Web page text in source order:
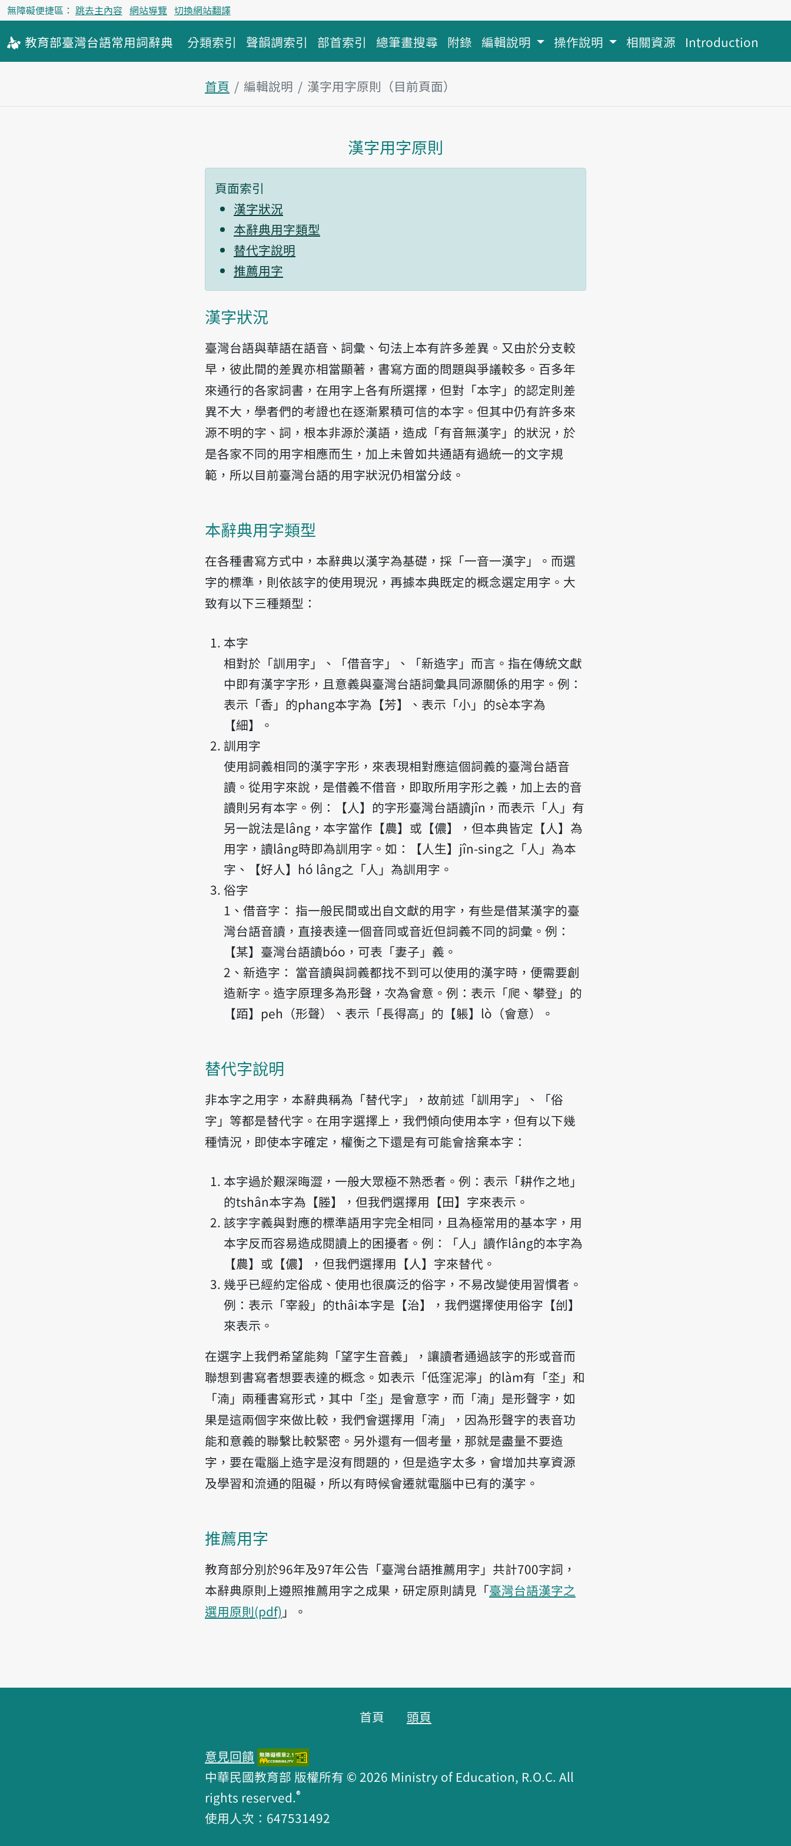
無障礙便捷區： 跳去主內容 網站導覽 切換網站翻譯
教育部臺灣台語常用詞辭典 分類索引 聲韻調索引 部首索引 總筆畫搜尋 附錄 編輯說明 操作說明 相關資源 Introduction
首頁 編輯說明 漢字用字原則（目前頁面）
漢字用字原則
頁面索引
漢字狀況
本辭典用字類型
替代字說明
推薦用字
漢字狀況
臺灣台語與華語在語音、詞彙、句法上本有許多差異。又由於分支較
早，彼此間的差異亦相當顯著，書寫方面的問題與爭議較多。百多年
來通行的各家詞書，在用字上各有所選擇，但對「本字」的認定則差
異不大，學者們的考證也在逐漸累積可信的本字。但其中仍有許多來
源不明的字、詞，根本非源於漢語，造成「有音無漢字」的狀況，於
是各家不同的用字相應而生，加上未曾如共通語有過統一的文字規
範，所以目前臺灣台語的用字狀況仍相當分歧。
本辭典用字類型
在各種書寫方式中，本辭典以漢字為基礎，採「一音一漢字」。而選
字的標準，則依該字的使用現況，再據本典既定的概念選定用字。大
致有以下三種類型：
本字
相對於「訓用字」、「借音字」、「新造字」而言。指在傳統文獻
中即有漢字字形，且意義與臺灣台語詞彙具同源關係的用字。例：
表示「香」的phang本字為【芳】、表示「小」的sè本字為
【細】。
訓用字
使用詞義相同的漢字字形，來表現相對應這個詞義的臺灣台語音
讀。從用字來說，是借義不借音，即取所用字形之義，加上去的音
讀則另有本字。例：【人】的字形臺灣台語讀jîn，而表示「人」有
另一說法是lâng，本字當作【農】或【儂】，但本典皆定【人】為
用字，讀lâng時即為訓用字。如：【人生】jîn-sing之「人」為本
字、【好人】hó lâng之「人」為訓用字。
俗字
1、借音字： 指一般民間或出自文獻的用字，有些是借某漢字的臺
灣台語音讀，直接表達一個音同或音近但詞義不同的詞彙。例：
【某】臺灣台語讀bóo，可表「妻子」義。
2、新造字： 當音讀與詞義都找不到可以使用的漢字時，便需要創
造新字。造字原理多為形聲，次為會意。例：表示「爬、攀登」的
【𬦰】peh（形聲）、表示「長得高」的【躼】lò（會意）。
替代字說明
非本字之用字，本辭典稱為「替代字」，故前述「訓用字」、「俗
字」等都是替代字。在用字選擇上，我們傾向使用本字，但有以下幾
種情況，即使本字確定，權衡之下還是有可能會捨棄本字：
本字過於艱深晦澀，一般大眾極不熟悉者。例：表示「耕作之地」
的tshân本字為【塍】，但我們選擇用【田】字來表示。
該字字義與對應的標準語用字完全相同，且為極常用的基本字，用
本字反而容易造成閱讀上的困擾者。例：「人」讀作lâng的本字為
【農】或【儂】，但我們選擇用【人】字來替代。
幾乎已經約定俗成、使用也很廣泛的俗字，不易改變使用習慣者。
例：表示「宰殺」的thâi本字是【治】，我們選擇使用俗字【刣】
來表示。
在選字上我們希望能夠「望字生音義」，讓讀者通過該字的形或音而
聯想到書寫者想要表達的概念。如表示「低窪泥濘」的làm有「坔」和
「湳」兩種書寫形式，其中「坔」是會意字，而「湳」是形聲字，如
果是這兩個字來做比較，我們會選擇用「湳」，因為形聲字的表音功
能和意義的聯繫比較緊密。另外還有一個考量，那就是盡量不要造
字，要在電腦上造字是沒有問題的，但是造字太多，會增加共享資源
及學習和流通的阻礙，所以有時候會遷就電腦中已有的漢字。
推薦用字
教育部分別於96年及97年公告「臺灣台語推薦用字」共計700字詞，
本辭典原則上遵照推薦用字之成果，研定原則請見「臺灣台語漢字之
選用原則(pdf) 」。
首頁 頭頁
意見回饋
中華民國教育部 版權所有 © 2026 Ministry of Education, R.O.C. All
rights reserved.®
使用人次：647531492